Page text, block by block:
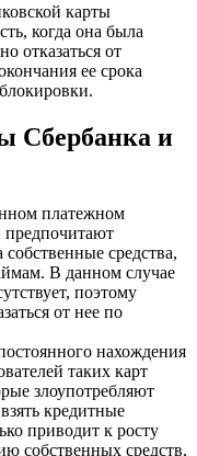
карты
когда она была
отказаться от
ее срока
Сбербанка и
платежном
предпочитают
средства,
В данном случае
поэтому
от нее по
нахождения
таких карт
злоупотребляют
кредитные
приводит к росту
собственных средств,